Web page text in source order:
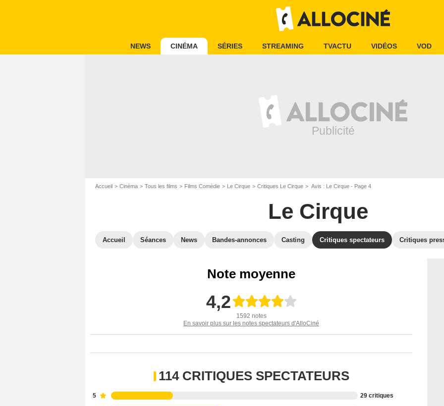
NEWS CINÉMA SÉRIES STREAMING TVACTU VIDÉOS VOD
Accueil Cinéma Tous les films Films Comédie Le Cirque Critiques Le Cirque Avis : Le Cirque - Page 4
Le Cirque
Accueil Séances News Bandes-annonces Casting Critiques spectateurs Critiques
Note moyenne
4,2
1592 notes
En savoir plus sur les notes spectateurs d'AlloCiné
114 CRITIQUES SPECTATEURS
5 29 critiques